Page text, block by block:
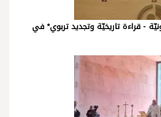
- قراءة تاريخيّة وتجديد تربوي* في